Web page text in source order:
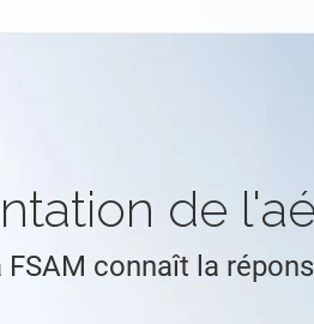
de
FSAM connaît la